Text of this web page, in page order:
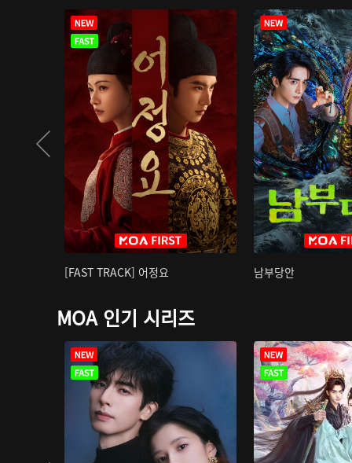
[FAST TRACK] 어정요 남부당안
MOA 인기 시리즈